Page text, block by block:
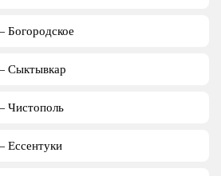
Сыктывкар
Чистополь